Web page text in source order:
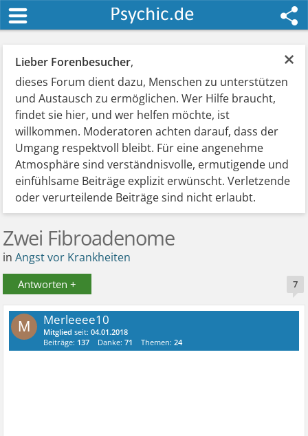
×
Lieber Forenbesucher,
dieses Forum dient dazu, Menschen zu unterstützen
und Austausch zu ermöglichen. Wer Hilfe braucht,
findet sie hier, und wer helfen möchte, ist
willkommen. Moderatoren achten darauf, dass der
Umgang respektvoll bleibt. Für eine angenehme
Atmosphäre sind verständnisvolle, ermutigende und
einfühlsame Beiträge explizit erwünscht. Verletzende
oder verurteilende Beiträge sind nicht erlaubt.
Zwei Fibroadenome
inAngst vor Krankheiten
Antworten + 7
M Merleeee10
Mitglied seit:04.01.2018
Beiträge: 137 Danke:71 Themen:24